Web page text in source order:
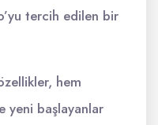
tercih edilen bir
hem
yeni başlayanlar